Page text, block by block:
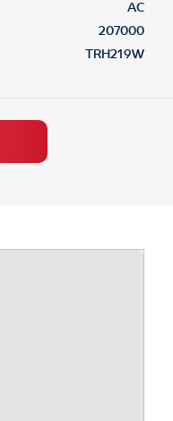
AC
207000
TRH219W